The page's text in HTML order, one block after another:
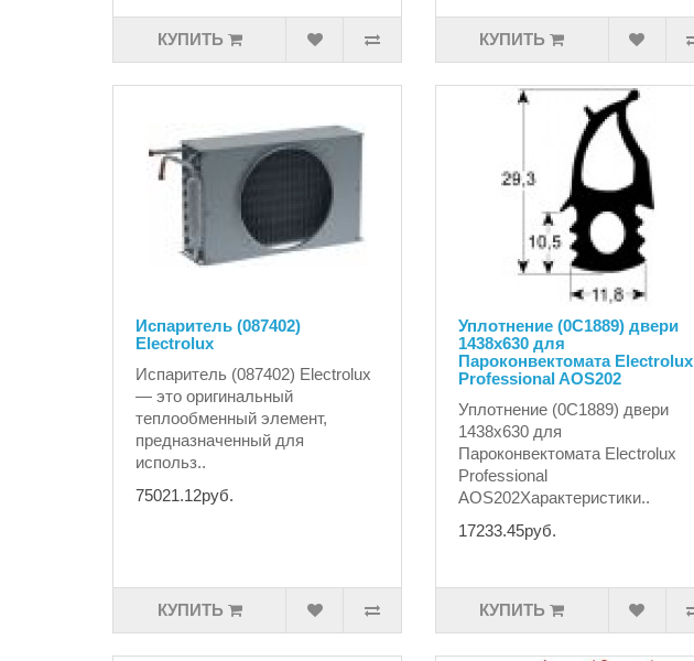
КУПИТЬ КУПИТЬ
Испаритель (087402)
Electrolux
Испаритель (087402) Electrolux
— это оригинальный
теплообменный элемент,
предназначенный для
использ..
75021.12руб.
КУПИТЬ
Уплотнение (0C1889) двери
1438x630 для
Пароконвектомата Electrolux
Professional AOS202
Уплотнение (0C1889) двери
1438x630 для
Пароконвектомата Electrolux
Professional
AOS202Характеристики..
17233.45руб.
КУПИТЬ